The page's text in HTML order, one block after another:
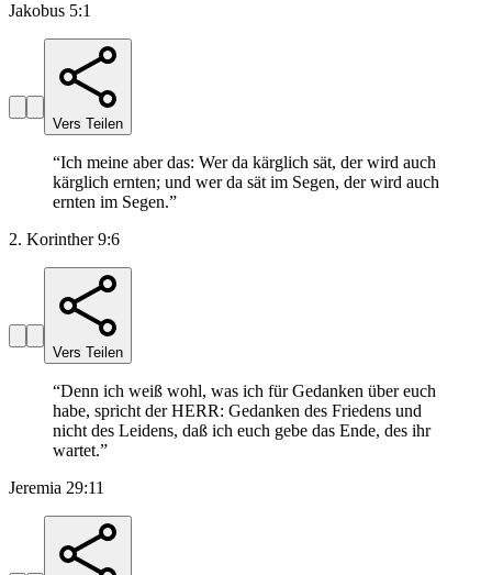
Jakobus 5:1
Vers Teilen
“Ich meine aber das: Wer da kärglich sät, der wird auch
kärglich ernten; und wer da sät im Segen, der wird auch
ernten im Segen.”
2. Korinther 9:6
Vers Teilen
“Denn ich weiß wohl, was ich für Gedanken über euch
habe, spricht der HERR: Gedanken des Friedens und
nicht des Leidens, daß ich euch gebe das Ende, des ihr
wartet.”
Jeremia 29:11